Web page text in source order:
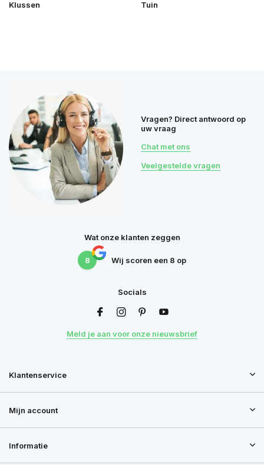
Klussen Tuin
Vragen? Direct antwoord op
uw vraag
Chat met ons
Veelgestelde vragen
Wat onze klanten zeggen
8 Wij scoren een 8 op
Socials
Meld je aan voor onze nieuwsbrief
Klantenservice
Mijn account
Informatie